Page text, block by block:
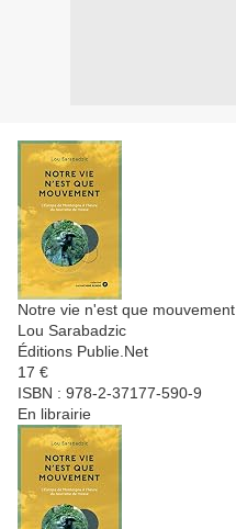
Notre vie n'est que mouvement
Lou Sarabadzic
Éditions Publie.Net
17 €
ISBN : 978-2-37177-590-9
En librairie